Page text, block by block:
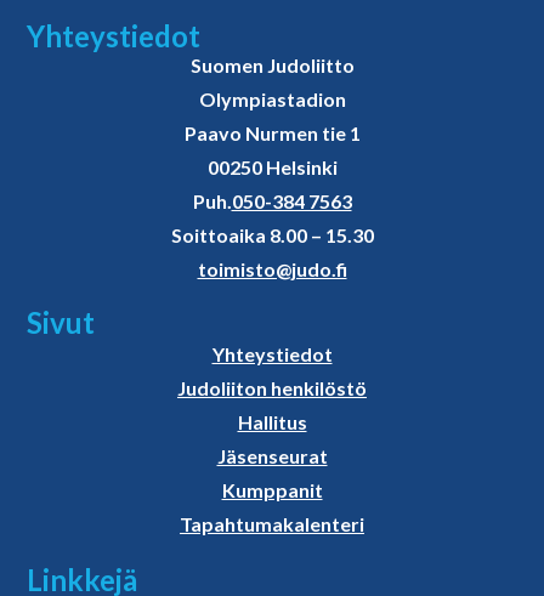
Yhteystiedot
Suomen Judoliitto
Olympiastadion
Paavo Nurmen tie 1
00250 Helsinki
Puh. 050-384 7563
Soittoaika 8.00 – 15.30
toimisto@judo.fi
Sivut
Yhteystiedot
Judoliiton henkilöstö
Hallitus
Jäsenseurat
Kumppanit
Tapahtumakalenteri
Linkkejä